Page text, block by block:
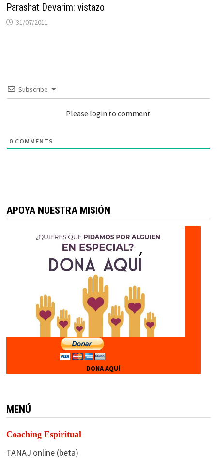
Parashat Devarim: vistazo
31/07/2011
Subscribe
Please login to comment
0 COMMENTS
APOYA NUESTRA MISIÓN
DONA AQUÍ
MENÚ
Coaching Espiritual
TANAJ online (beta)